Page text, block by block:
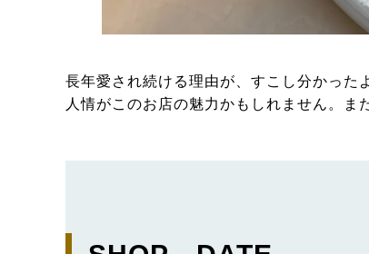
長年愛され続ける理由が、すこし分かった
人情がこのお店の魅力かもしれません。ま